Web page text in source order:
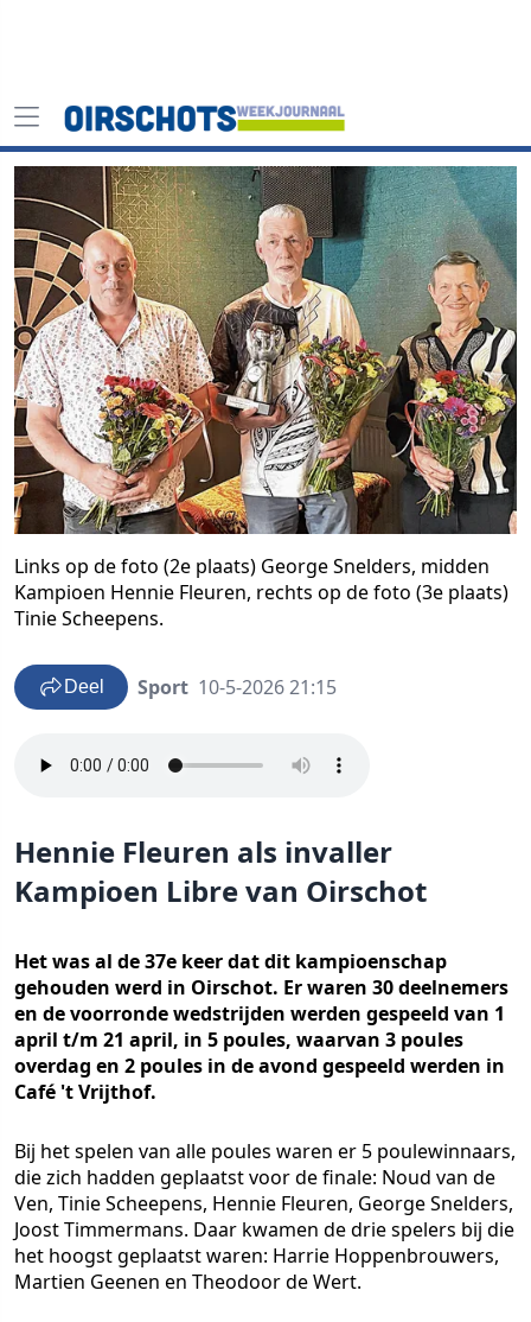
Links op de foto (2e plaats) George Snelders, midden
Kampioen Hennie Fleuren, rechts op de foto (3e plaats)
Tinie Scheepens.
Deel Sport 10-5-2026 21:15
Hennie Fleuren als invaller
Kampioen Libre van Oirschot
Het was al de 37e keer dat dit kampioenschap
gehouden werd in Oirschot. Er waren 30 deelnemers
en de voorronde wedstrijden werden gespeeld van 1
april t/m 21 april, in 5 poules, waarvan 3 poules
overdag en 2 poules in de avond gespeeld werden in
Café 't Vrijthof.
Bij het spelen van alle poules waren er 5 poulewinnaars,
die zich hadden geplaatst voor de finale: Noud van de
Ven, Tinie Scheepens, Hennie Fleuren, George Snelders,
Joost Timmermans. Daar kwamen de drie spelers bij die
het hoogst geplaatst waren: Harrie Hoppenbrouwers,
Martien Geenen en Theodoor de Wert.